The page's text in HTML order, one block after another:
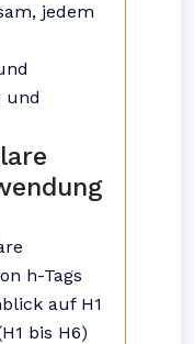
jedem
und
h-Tags
auf H1
bis H6)